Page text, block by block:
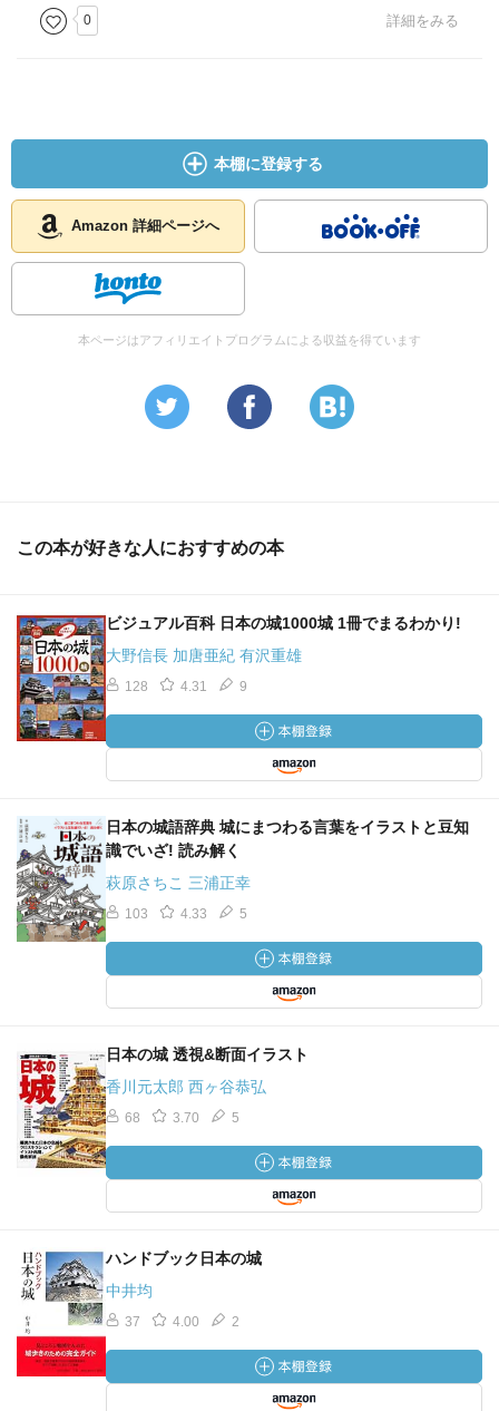
0 詳細をみる
本棚に登録する
Amazon 詳細ページへ
本ページはアフィリエイトプログラムによる収益を得ています
この本が好きな人におすすめの本
ビジュアル百科 日本の城1000城 1冊でまるわかり!
大野信長 加唐亜紀 有沢重雄
128 4.31 9
日本の城語辞典 城にまつわる言葉をイラストと豆知
識でいざ! 読み解く
萩原さちこ 三浦正幸
103 4.33 5
日本の城 透視&断面イラスト
香川元太郎 西ヶ谷恭弘
68 3.70 5
ハンドブック日本の城
中井均
37 4.00 2